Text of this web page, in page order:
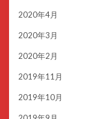
2020年4月
2020年3月
2020年2月
2019年11月
2019年10月